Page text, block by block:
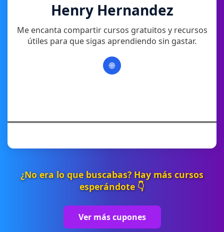
Henry Hernandez
Me encanta compartir cursos gratuitos y recursos
útiles para que sigas aprendiendo sin gastar.
🌐
¿No era lo que buscabas? Hay más cursos
esperándote 👇
Ver más cupones